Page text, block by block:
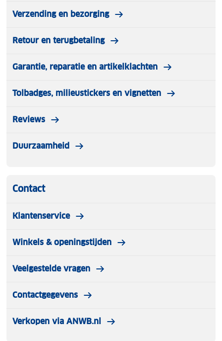
Comfortabel en stijvol: deze sokken zijn een must-
Verzending en bezorging
Retour en terugbetaling
Garantie, reparatie en artikelklachten
Tolbadges, milieustickers en vignetten
Reviews
Duurzaamheid
Contact
Klantenservice
Winkels & openingstijden
Veelgestelde vragen
Contactgegevens
Verkopen via ANWB.nl